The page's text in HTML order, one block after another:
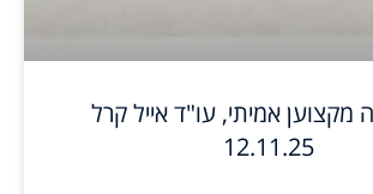
מקצוען אמיתי, עו"ד אייל קרל
12.11.25